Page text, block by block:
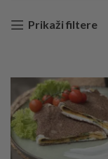
Prikaži filtere